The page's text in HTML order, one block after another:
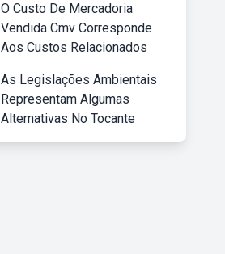
O Custo De Mercadoria
Vendida Cmv Corresponde
Aos Custos Relacionados
As Legislações Ambientais
Representam Algumas
Alternativas No Tocante